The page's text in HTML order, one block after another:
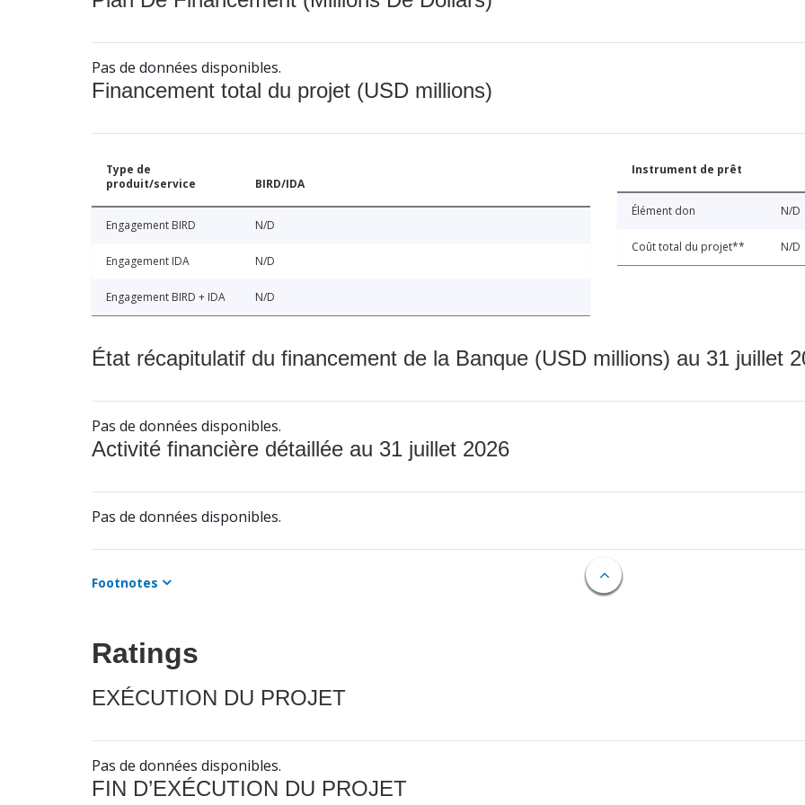
Pas de données disponibles.
Financement total du projet (USD millions)
Type de
produit/service
BIRD/IDA
Engagement BIRD N/D
Engagement IDA N/D
Engagement BIRD + IDA N/D
Instrument de prêt
Élément don N/D
Coût total du projet** N/D
État récapitulatif du financement de la Banque (USD millions) au 31 juillet
Pas de données disponibles.
Activité financière détaillée au 31 juillet 2026
Pas de données disponibles.
Footnotes
Ratings
EXÉCUTION DU PROJET
Pas de données disponibles.
FIN D’EXÉCUTION DU PROJET